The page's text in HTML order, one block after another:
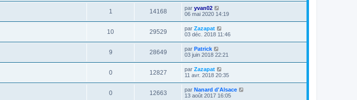
1 14168 par yvan02
06 mai 2020 14:19
10 29529 par Zazapat
03 déc. 2018 11:46
9 28649 par Patrick
03 juin 2018 22:21
0 12827 par Zazapat
11 avr. 2018 20:35
0 12663 par Nanard d'Alsace
13 août 2017 16:05